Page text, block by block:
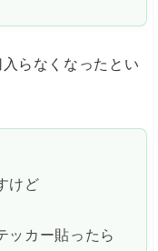
らなくなったとい
けど
ッカー貼ったら